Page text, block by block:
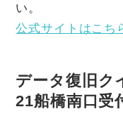
い。
公式サイトはこち
データ復旧ク
21船橋南口受